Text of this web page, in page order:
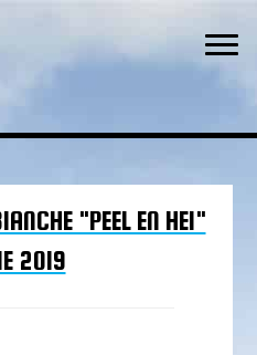
"PEEL EN HEI"
2019